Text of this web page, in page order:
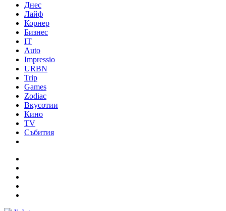
Днес
Лайф
Корнер
Бизнес
IT
Auto
Impressio
URBN
Trip
Games
Zodiac
Вкусотии
Кино
TV
Събития